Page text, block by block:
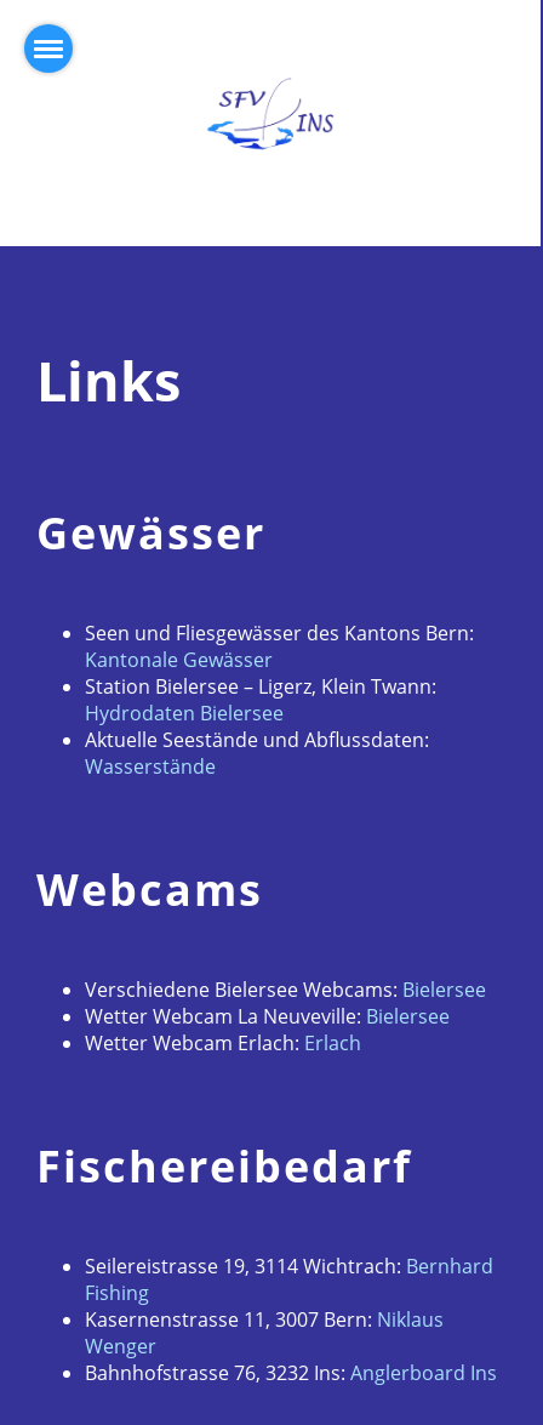
Links
Gewässer
Seen und Fliesgewässer des Kantons Bern:
Kantonale Gewässer
Station Bielersee – Ligerz, Klein Twann:
Hydrodaten Bielersee
Aktuelle Seestände und Abflussdaten:
Wasserstände
Webcams
Verschiedene Bielersee Webcams: Bielersee
Wetter Webcam La Neuveville: Bielersee
Wetter Webcam Erlach: Erlach
Fischereibedarf
Seilereistrasse 19, 3114 Wichtrach: Bernhard
Fishing
Kasernenstrasse 11, 3007 Bern: Niklaus
Wenger
Bahnhofstrasse 76, 3232 Ins: Anglerboard Ins